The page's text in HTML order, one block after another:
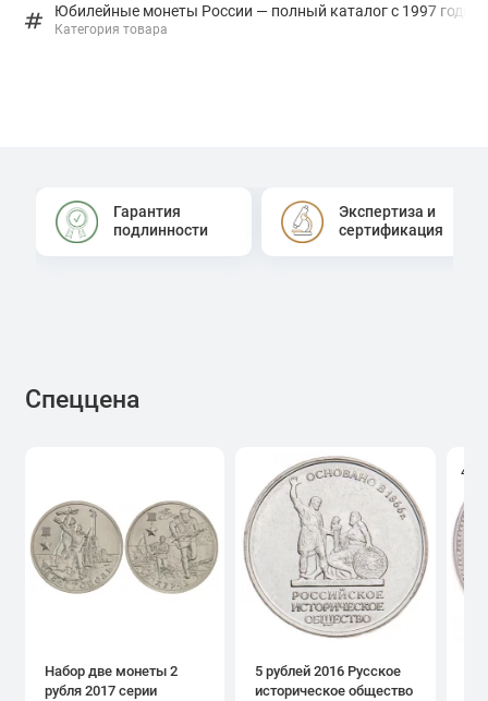
Юбилейные монеты России — полный каталог с 1997 года:
Категория товара
Гарантия
подлинности
Экспертиза и
сертификация
Спеццена
Набор две монеты 2
рубля 2017 серии
5 рублей 2016 Русское
историческое общество
4.0